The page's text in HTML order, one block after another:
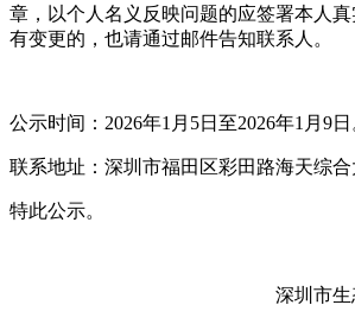
章，以个人名义反映问题的应签署本人
有变更的，也请通过邮件告知联系人。
公示时间：2026年1月5日至2026年1月9日
联系地址：深圳市福田区彩田路海天综合
特此公示。
深圳市生